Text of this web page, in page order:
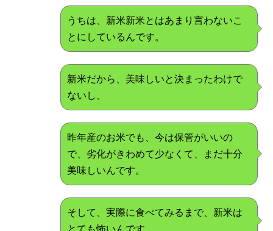
うちは、新米新米とはあまり言わないこ
とにしているんです。
新米だから、美味しいと決まったわけで
ないし、
昨年産のお米でも、今は保管がいいの
で、劣化がきわめて少なくて、まだ十分
美味しいんです。
そして、実際に食べてみるまで、新米は
とても怖いんです。